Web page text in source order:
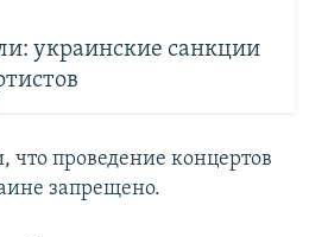
украинские санкции
что проведение концертов
запрещено.